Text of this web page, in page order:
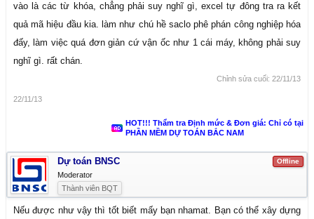
vào là các từ khóa, chẳng phải suy nghĩ gì, excel tự đông tra ra kết
quả mã hiệu đầu kia. làm như chú hề saclo phê phán công nghiệp hóa
đấy, làm việc quá đơn giản cứ vận ốc như 1 cái máy, không phải suy
nghĩ gì. rất chán.
Chỉnh sửa cuối: 22/11/13
22/11/13
HOT!!! Thẩm tra Định mức & Đơn giá: Chỉ có tại
PHẦN MỀM DỰ TOÁN BẮC NAM
Offline
Dự toán BNSC
Moderator
Thành viên BQT
Nếu được như vậy thì tốt biết mấy bạn nhamat. Bạn có thể xây dựng